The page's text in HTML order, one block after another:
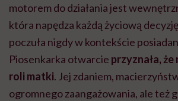
motorem do działania jest
która napędza każdą życiową
poczuła nigdy w kontekście
Piosenkarka otwarcie przyznała,
roli matki. Jej zdaniem,
ogromnego zaangażowania, ale też